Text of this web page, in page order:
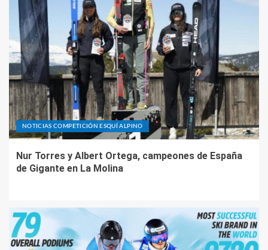
NOTICIAS COMPETICIÓN ESQUÍ ALPINO
Nur Torres y Albert Ortega, campeones de España
de Gigante en La Molina